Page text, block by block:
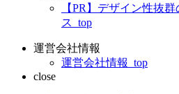
【PR】デザイン性抜
ス_top
運営会社情報
運営会社情報_top
close